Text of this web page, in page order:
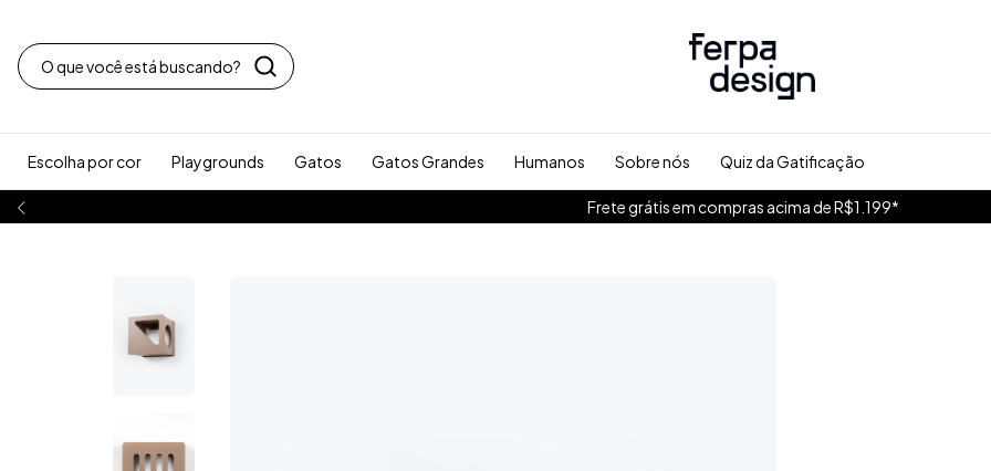
Frete grátis em compras acima de R$1.199*
Escolha por cor Playgrounds Gatos Gatos Grandes Humanos Sobre nós Quiz da Gatificação